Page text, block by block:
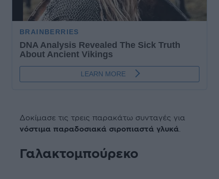
Δοκίμασε τις τρεις παρακάτω συνταγές για
νόστιμα παραδοσιακά σιροπιαστά γλυκά.
Γαλακτομπούρεκο